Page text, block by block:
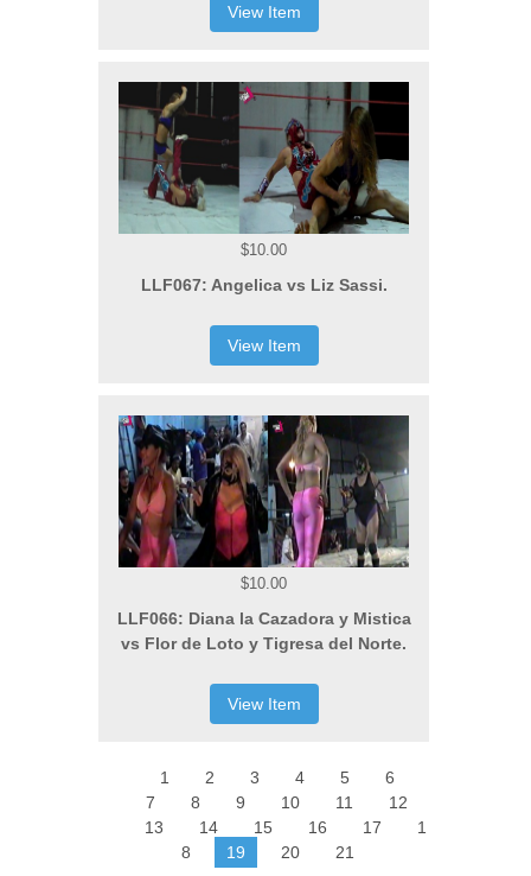
View Item
$10.00
LLF067: Angelica vs Liz Sassi.
View Item
$10.00
LLF066: Diana la Cazadora y Mistica
vs Flor de Loto y Tigresa del Norte.
View Item
1 2 3 4 5
6
7
8 9 10 11
12
13
14 15 16 17
1
8
19 20 21